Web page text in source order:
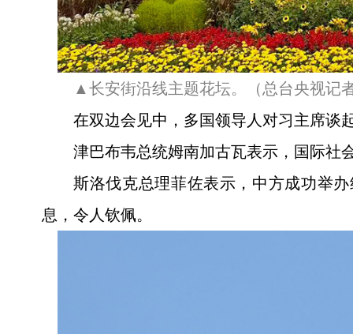
▲长安街沿线主题花坛。（总台央视记
在双边会见中，多国领导人对习主席谈
津巴布韦总统姆南加古瓦表示，国际社
斯洛伐克总理菲佐表示，中方成功举
息，令人钦佩。